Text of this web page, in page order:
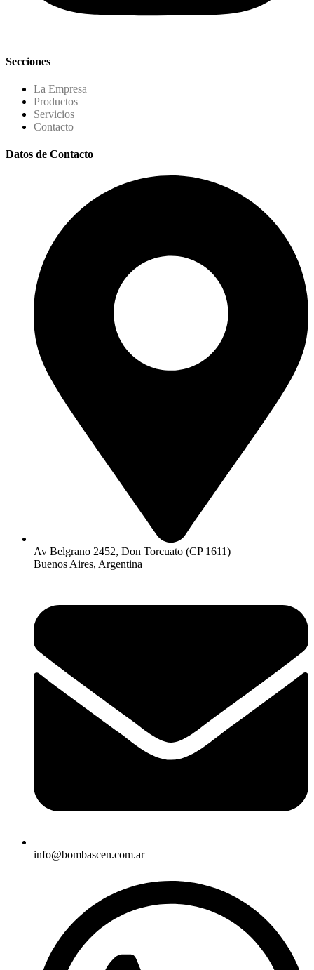
Secciones
La Empresa
Productos
Servicios
Contacto
Datos de Contacto
Av Belgrano 2452, Don Torcuato (CP 1611)
Buenos Aires, Argentina
info@bombascen.com.ar